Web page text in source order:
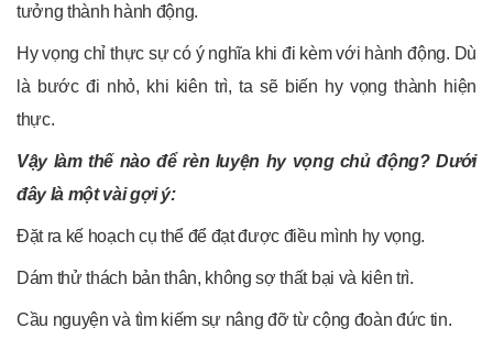
tưởng thành hành động.
Hy vọng chỉ thực sự có ý nghĩa khi đi kèm với hành động. Dù
là bước đi nhỏ, khi kiên trì, ta sẽ biến hy vọng thành hiện
thực.
Vậy làm thế nào để rèn luyện hy vọng chủ động? Dưới
đây là một vài gợi ý:
Đặt ra kế hoạch cụ thể để đạt được điều mình hy vọng.
Dám thử thách bản thân, không sợ thất bại và kiên trì.
Cầu nguyện và tìm kiếm sự nâng đỡ từ cộng đoàn đức tin.